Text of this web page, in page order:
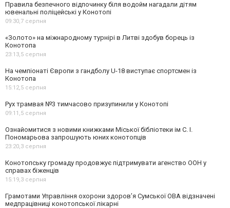
Правила безпечного відпочинку біля водойм нагадали дітям
ювенальні поліцейські у Конотопі
09:30,7 серпня
«Золото» на міжнародному турнірі в Литві здобув борець із
Конотопа
23:13,5 серпня
На чемпіонаті Європи з гандболу U-18 виступає спортсмен із
Конотопа
15:12,5 серпня
Рух трамвая №3 тимчасово призупинили у Конотопі
09:11,5 серпня
Ознайомитися з новими книжками Міської бібліотеки ім С. І.
Пономарьова запрошують юних конотопців
23:20,3 серпня
Конотопську громаду продовжує підтримувати агенство ООН у
справах біженців
15:19,3 серпня
Грамотами Управління охорони здоров’я Сумської ОВА відзначені
медпрацівниці конотопської лікарні